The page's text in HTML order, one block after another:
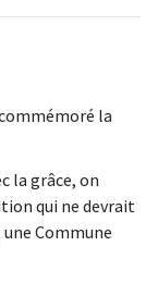
la
la grâce, on
qui ne devrait
Commune